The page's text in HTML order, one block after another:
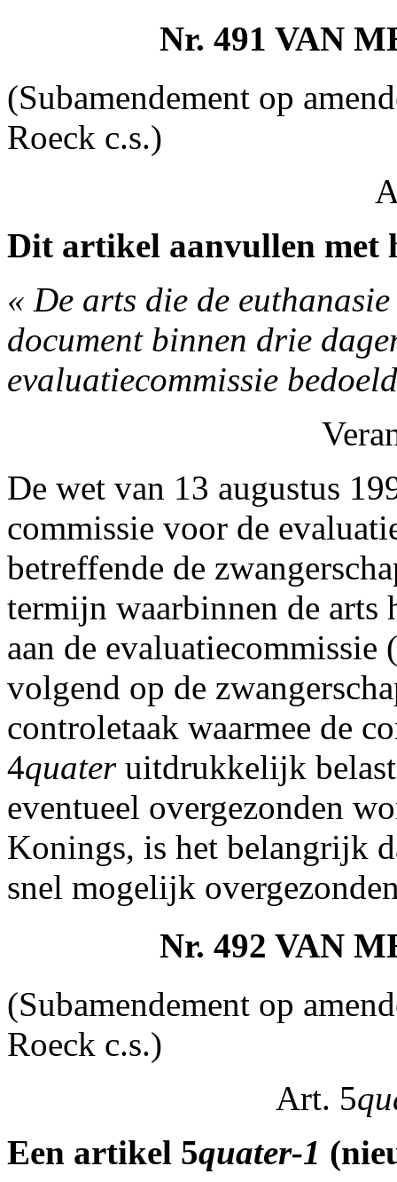
Nr. 491 VAN
(Subamendement op
Roeck c.s.)
Dit artikel aanvullen met
« De arts die de
document binnen drie
evaluatiecommissie
De wet van 13 augustus
commissie voor de
betreffende de
termijn waarbinnen de arts
aan de
volgend op de
controletaak waarmee de
4quater uitdrukkelijk
eventueel overgezonden
Konings, is het belangrijk
snel mogelijk
Nr. 492 VAN
(Subamendement op
Roeck c.s.)
Art. 5
Een artikel 5quater-1